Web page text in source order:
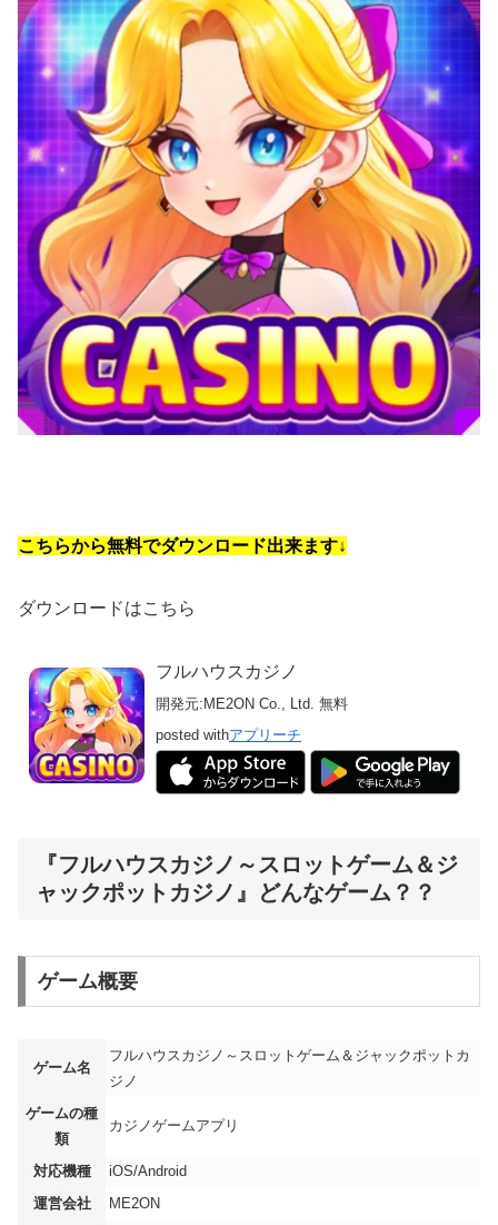
こちらから無料でダウンロード出来ます↓
ダウンロードはこちら
フルハウスカジノ
開発元: ME2ON Co., Ltd. 無料
posted withアプリーチ
『フルハウスカジノ～スロットゲーム＆ジ
ャックポットカジノ』どんなゲーム？？
ゲーム概要
ゲーム名
フルハウスカジノ～スロットゲーム＆ジャックポットカ
ジノ
ゲームの種
類
カジノゲームアプリ
対応機種
iOS/Android
運営会社
ME2ON